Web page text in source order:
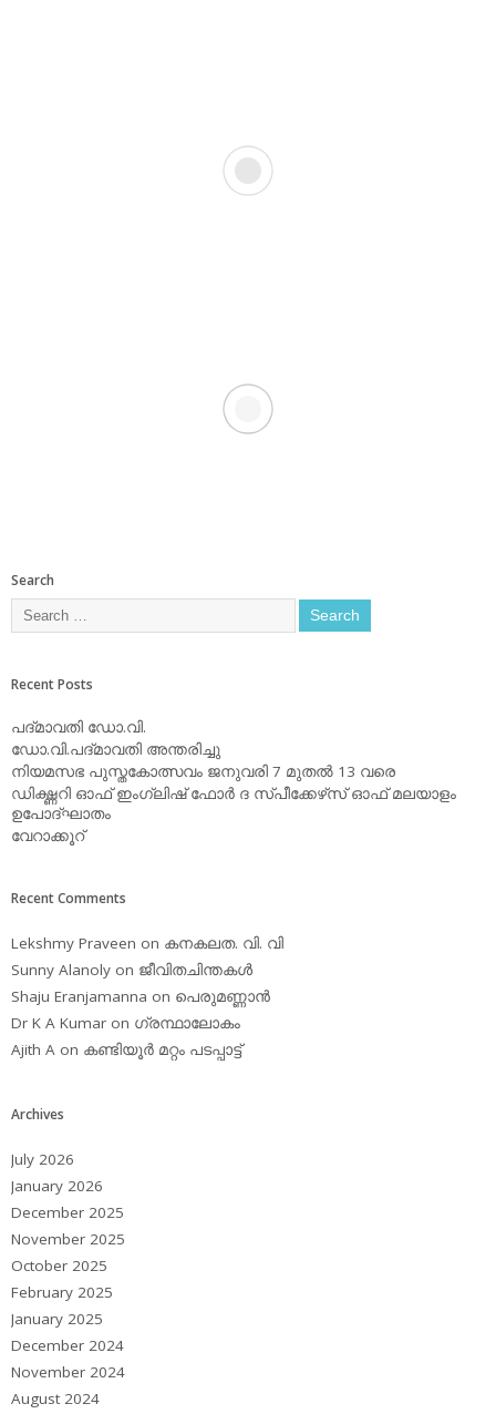
Search
Recent Posts
പദ്മാവതി ഡോ.വി.
ഡോ.വി.പദ്മാവതി അന്തരിച്ചു
നിയമസഭ പുസ്തകോത്സവം ജനുവരി 7 മുതല്‍ 13 വരെ
ഡിക്ഷ്ണറി ഓഫ് ഇംഗ്ലിഷ് ഫോര്‍ ദ സ്പീക്കേഴ്‌സ് ഓഫ് മലയാളം
ഉപോദ്ഘാതം
വേറാക്കൂറ്
Recent Comments
Lekshmy Praveen on കനകലത. വി. വി
Sunny Alanoly on ജീവിതചിന്തകള്‍
Shaju Eranjamanna on പെരുമണ്ണാന്‍
Dr K A Kumar on ഗ്രന്ഥാലോകം
Ajith A on കണ്ടിയൂര്‍ മറ്റം പടപ്പാട്ട്‌
Archives
July 2026
January 2026
December 2025
November 2025
October 2025
February 2025
January 2025
December 2024
November 2024
August 2024